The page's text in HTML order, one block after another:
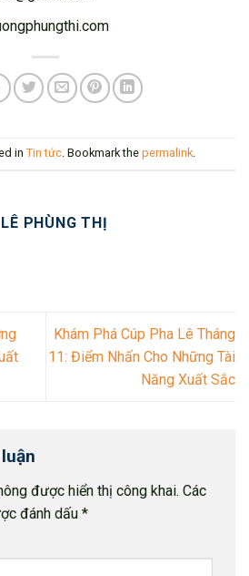
in Tin tức. Bookmark the permalink.
PHÙNG THỊ
Khám Phá Cúp Pha Lê Tháng
11: Điểm Nhấn Cho Những Tài
Năng Xuất Sắc
được hiển thị công khai. Các
đánh dấu *